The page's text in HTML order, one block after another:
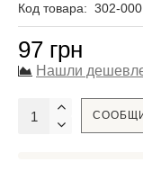
Код товара: 302-
97 грн
Нашли